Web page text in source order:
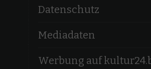
Datenschutz
Mediadaten
Werbung auf